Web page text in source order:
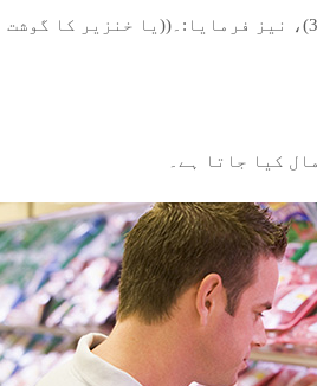
گیا مردار اور خون اور خنزیر کا گوشت)) (سورة المائدة: 3)، نیز
کیا جاتا ہے۔